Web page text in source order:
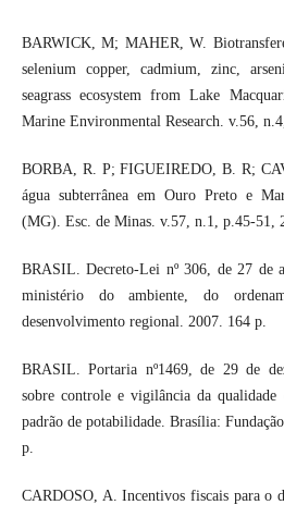
BARWICK, M; MAHER, W.
selenium copper, cadmium, zinc,
seagrass ecosystem from Lake
Marine Environmental Research. v.56,
BORBA, R. P; FIGUEIREDO, B. R;
água subterrânea em Ouro Preto e
(MG). Esc. de Minas. v.57, n.1, p.45-51,
BRASIL. Decreto-Lei nº 306, de 27 de
ministério do ambiente, do
desenvolvimento regional. 2007. 164 p.
BRASIL. Portaria nº1469, de 29 de
sobre controle e vigilância da qualidade
padrão de potabilidade. Brasília:
p.
CARDOSO, A. Incentivos fiscais para o